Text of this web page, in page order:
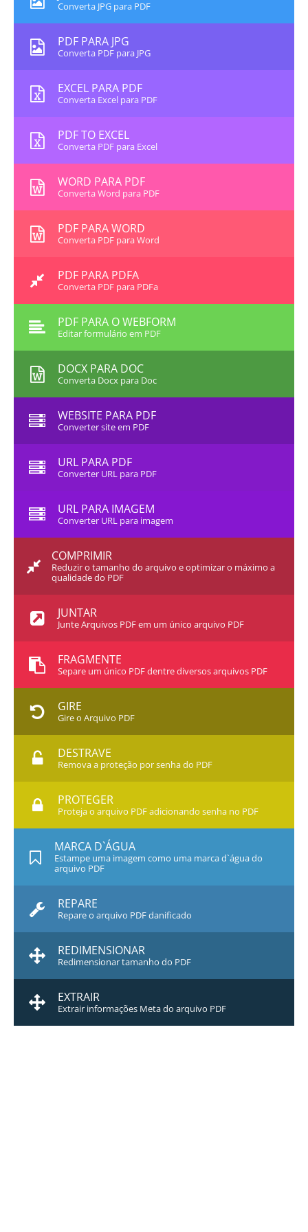
Converta JPG para PDF
PDF PARA JPG
Converta PDF para JPG
EXCEL PARA PDF
Converta Excel para PDF
PDF TO EXCEL
Converta PDF para Excel
WORD PARA PDF
Converta Word para PDF
PDF PARA WORD
Converta PDF para Word
PDF PARA PDFA
Converta PDF para PDFa
PDF PARA O WEBFORM
Editar formulário em PDF
DOCX PARA DOC
Converta Docx para Doc
WEBSITE PARA PDF
Converter site em PDF
URL PARA PDF
Converter URL para PDF
URL PARA IMAGEM
Converter URL para imagem
COMPRIMIR
Reduzir o tamanho do arquivo e optimizar o máximo a
qualidade do PDF
JUNTAR
Junte Arquivos PDF em um único arquivo PDF
FRAGMENTE
Separe um único PDF dentre diversos arquivos PDF
GIRE
Gire o Arquivo PDF
DESTRAVE
Remova a proteção por senha do PDF
PROTEGER
Proteja o arquivo PDF adicionando senha no PDF
MARCA D`ÁGUA
Estampe uma imagem como uma marca d`água do
arquivo PDF
REPARE
Repare o arquivo PDF danificado
REDIMENSIONAR
Redimensionar tamanho do PDF
EXTRAIR
Extrair informações Meta do arquivo PDF